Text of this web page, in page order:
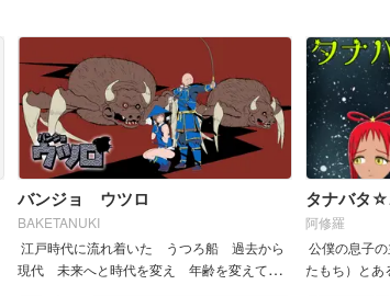
バンジョ ウツロ
BAKETANUKI
江戸時代に流れ着いた うつろ船 過去から
現代 未来へと時代を変え 年齢を変えて続
タナバタ
阿修羅
公僕の息子
たもち）とあ